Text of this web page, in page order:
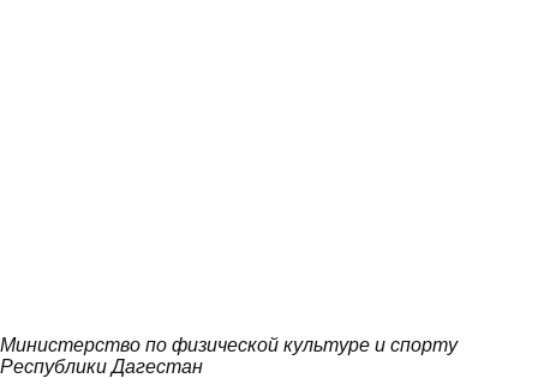
Министерство по физической культуре и спорту
Республики Дагестан